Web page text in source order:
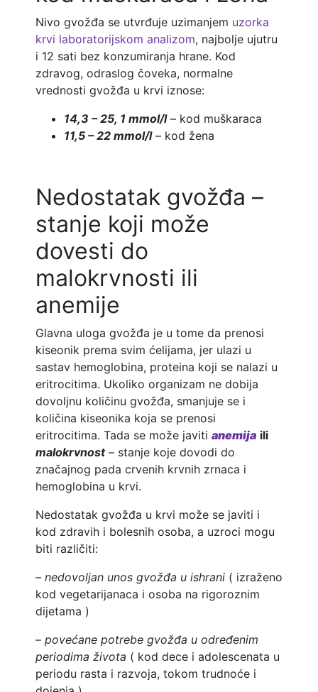
Nivo gvožđa se utvrđuje uzimanjem uzorka
krvi laboratorijskom analizom, najbolje ujutru
i 12 sati bez konzumiranja hrane. Kod
zdravog, odraslog čoveka, normalne
vrednosti gvožđa u krvi iznose:
14,3 – 25, 1 mmol/l– kod muškaraca
11,5 – 22 mmol/l– kod žena
Nedostatak gvožđa –
stanje koji može
dovesti do
malokrvnosti ili
anemije
Glavna uloga gvožđa je u tome da prenosi
kiseonik prema svim ćelijama, jer ulazi u
sastav hemoglobina, proteina koji se nalazi u
eritrocitima. Ukoliko organizam ne dobija
dovoljnu količinu gvožđa, smanjuje se i
količina kiseonika koja se prenosi
eritrocitima. Tada se može javiti anemija ili
malokrvnost– stanje koje dovodi do
značajnog pada crvenih krvnih zrnaca i
hemoglobina u krvi.
Nedostatak gvožđa u krvi može se javiti i
kod zdravih i bolesnih osoba, a uzroci mogu
biti različiti:
– nedovoljan unos gvožđa u ishrani ( izraženo
kod vegetarijanaca i osoba na rigoroznim
dijetama )
– povećane potrebe gvožđa u određenim
periodima života ( kod dece i adolescenata u
periodu rasta i razvoja, tokom trudnoće i